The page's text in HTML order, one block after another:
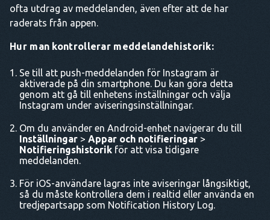
ofta utdrag av meddelanden, även efter att de har
raderats från appen.
Hur man kontrollerar meddelandehistorik:
Se till att push-meddelanden för Instagram är
aktiverade på din smartphone. Du kan göra detta
genom att gå till enhetens inställningar och välja
Instagram under aviseringsinställningar.
Om du använder en Android-enhet navigerar du till
Inställningar > Appar och notifieringar >
Notifieringshistorik för att visa tidigare
meddelanden.
För iOS-användare lagras inte aviseringar långsiktigt,
så du måste kontrollera dem i realtid eller använda en
tredjepartsapp som Notification History Log.